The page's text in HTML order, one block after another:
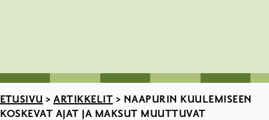
ETUSIVU > ARTIKKELIT > NAAPURIN KUULEMISEEN
KOSKEVAT AJAT JA MAKSUT MUUTTUVAT